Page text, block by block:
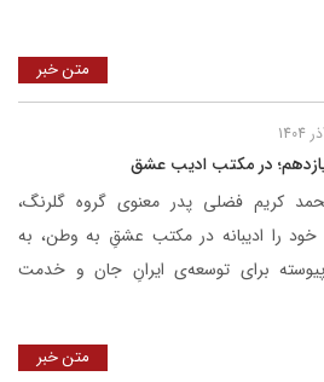
متن خبر
در مکتب ادیب عشق
کریم فضلی پدر معنوی گروه گلرنگ،
خود را ادیبانه در مکتب عشقِ به وطن، به
برای توسعه‌ی ایرانِ جان و خدمت
متن خبر